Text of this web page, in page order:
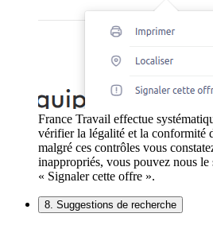
France Travail effectue
vérifier la légalité et la conformité
malgré ces contrôles vous
inappropriés, vous pouvez nous
« Signaler cette offre ».
8. Suggestions de recherche